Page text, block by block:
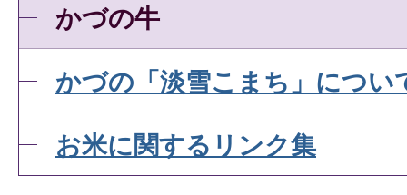
かづの牛
かづの「淡雪こまち」につい
お米に関するリンク集